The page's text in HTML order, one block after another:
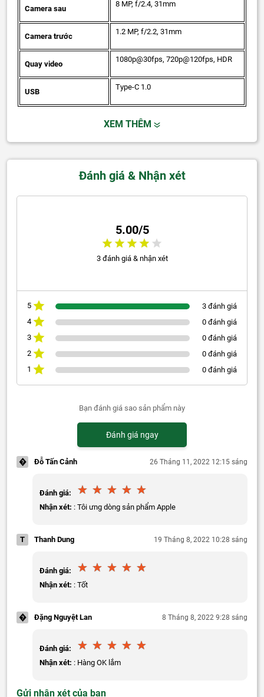
Camera sau
8 MP, f/2.4, 31mm
Camera trước
1.2 MP, f/2.2, 31mm
Quay video
1080p@30fps, 720p@120fps, HDR
USB
Type-C 1.0
XEM THÊM
Đánh giá & Nhận xét
5.00/5
3 đánh giá & nhận xét
5
3 đánh giá
4
0 đánh giá
3
0 đánh giá
2
0 đánh giá
1
0 đánh giá
Bạn đánh giá sao sản phẩm này
Đánh giá ngay
� Đỗ Tấn Cảnh 26 Tháng 11, 2022 12:15 sáng
Đánh giá:
Nhận xét: : Tôi ưng dòng sản phẩm Apple
T Thanh Dung 19 Tháng 8, 2022 10:28 sáng
Đánh giá:
Nhận xét: : Tốt
� Đặng Nguyệt Lan 8 Tháng 8, 2022 9:28 sáng
Đánh giá:
Nhận xét: : Hàng OK lắm
Gửi nhận xét của bạn